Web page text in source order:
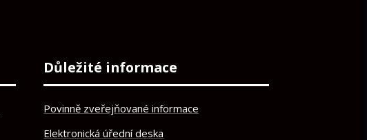
Důležité informace
Povinně zveřejňované informace
Elektronická úřední deska